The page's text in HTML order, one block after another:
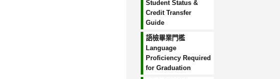
Student Status &
Credit Transfer
Guide
語檢畢業門檻
Language
Proficiency Required
for Graduation